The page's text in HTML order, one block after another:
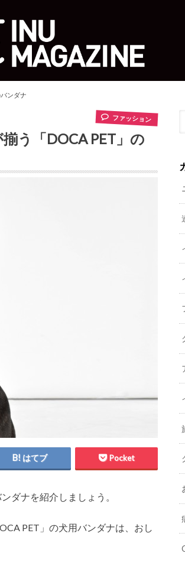
ンダナ
ファッション
う「DOCA PET」の
はてブ Pocket
ダナを紹介しましょう。
PET」の犬用バンダナは、おし